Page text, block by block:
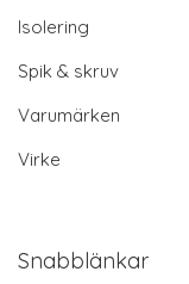
Isolering
Spik & skruv
Varumärken
Virke
Snabblänkar